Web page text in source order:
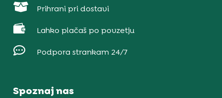
 Prihrani pri dostavi
 Lahko plačaš po povzetju
 Podpora strankam 24/7
Spoznaj nas